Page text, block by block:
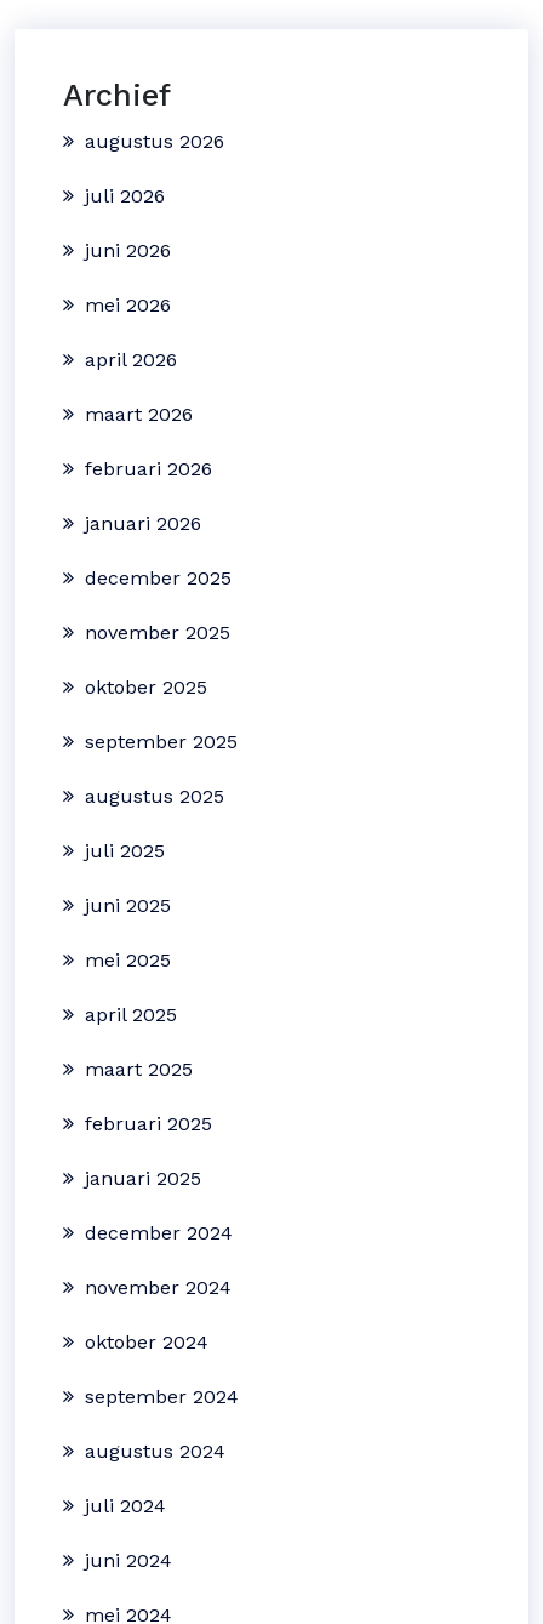
Archief
augustus 2026
juli 2026
juni 2026
mei 2026
april 2026
maart 2026
februari 2026
januari 2026
december 2025
november 2025
oktober 2025
september 2025
augustus 2025
juli 2025
juni 2025
mei 2025
april 2025
maart 2025
februari 2025
januari 2025
december 2024
november 2024
oktober 2024
september 2024
augustus 2024
juli 2024
juni 2024
mei 2024